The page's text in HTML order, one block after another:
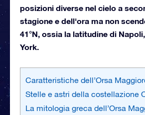
posizioni diverse nel cielo a
stagione e dell'ora ma non
41°N, ossia la latitudine di
York.
Caratteristiche dell’Orsa
Stelle e astri della costellazione
La mitologia greca dell’Orsa